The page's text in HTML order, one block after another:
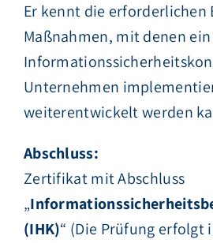
Er kennt die erforderlichen
Maßnahmen, mit denen ein
Unternehmen
weiterentwickelt werden
Abschluss:
Zertifikat mit Abschluss
„
(IHK)“ (Die Prüfung erfolgt